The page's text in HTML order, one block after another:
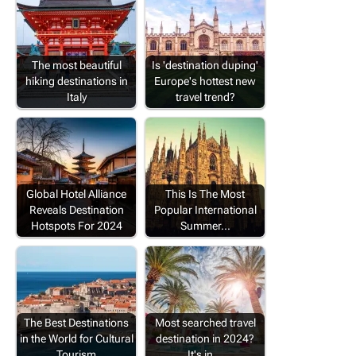
The most beautiful
hiking destinations in
Italy
Is 'destination duping'
Europe's hottest new
travel trend?
Global Hotel Alliance
Reveals Destination
Hotspots For 2024
This Is The Most
Popular International
Summer…
The Best Destinations
in the World for Cultural
Most searched travel
destination in 2024?